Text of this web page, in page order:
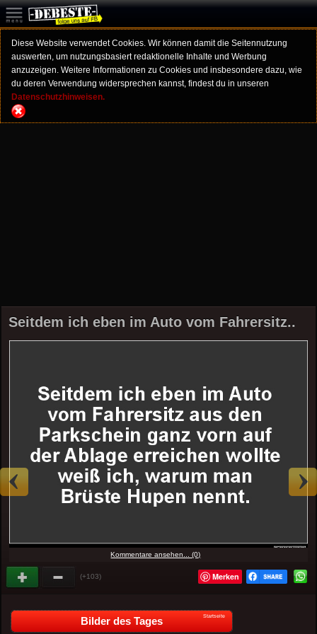
Diese Website verwendet Cookies. Wir können damit die Seitennutzung
auswerten, um nutzungsbasiert redaktionelle Inhalte und Werbung
anzuzeigen. Weitere Informationen zu Cookies und insbesondere dazu, wie
du deren Verwendung widersprechen kannst, findest du in unseren
Datenschutzhinweisen.
Seitdem ich eben im Auto vom Fahrersitz..
Kommentare ansehen... (0)
(+103) Merken
Bilder des Tages Startseite